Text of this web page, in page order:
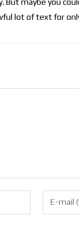
lot of text for